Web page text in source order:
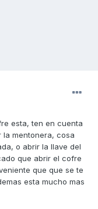
esta, ten en cuenta
la mentonera, cosa
o abrir la llave del
que abrir el cofre
que que se te
esta mucho mas